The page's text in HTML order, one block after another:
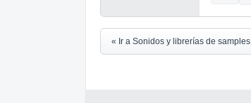
« Ir a Sonidos y librerías de samples